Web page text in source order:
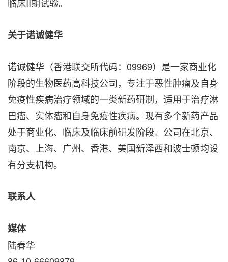
关于诺诚健华
诺诚健华（香港联交所代码：09969）是一家商业化
阶段的生物医药高科技公司，专注于恶性肿瘤及自身
免疫性疾病治疗领域的一类新药研制，适用于治疗淋
巴瘤、实体瘤和自身免疫性疾病。现有多个新药产品
处于商业化、临床及临床前研发阶段。公司在北京、
南京、上海、广州、香港、美国新泽西和波士顿均设
有分支机构。
联系人
媒体
陆春华